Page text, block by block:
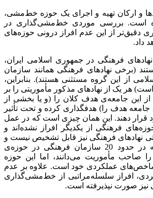
و ارکان تهیه و اجرای یک حوزه خط‌مشی،
است. بررسی موردی خط‌مشی‌گذاری در
دقیق‌تر از این عدم افراز درونی حوزه‌های
داد.
فرهنگی در جمهوری اسلامی ایران،
(برخی نهادهای فرهنگی همانند سازمان
از این گروه مستثنی هستند). بنابراین،
هر یک از نهادهای مذکور مأموریتی را بر
این جامعه‌ی هدف کلان را (و یا بخشی از
جامعه هدف را) هدفگذاری کرده و تحت تأثیر
قرار دهند. این همان چیزی است که در عمل
فرهنگی از یکدیگر افراز نشده‌اند و
نهادهای فرهنگی نیز قابل تشخیص نیست و
این همان می‌شود که در حدود 20 سازمان فرهنگی در حوزه‌ی
صاحب مأموریت می‌دانند، اما این حوزه
عملکردی خود است. علاوه بر عدم
افراز سلسله‌مراتبی از خط‌مشی‌گذاری
نیز صورت نپذیرفته است.